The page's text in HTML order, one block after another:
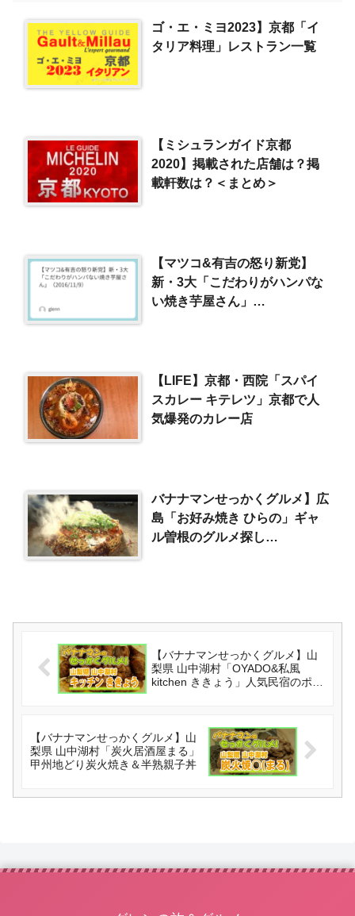
ゴ・エ・ミヨ2023】京都「イ
タリア料理」レストラン一覧
【ミシュランガイド京都
2020】掲載された店舗は？掲
載軒数は？＜まとめ＞
【マツコ&有吉の怒り新党】
新・3大「こだわりがハンパな
い焼き芋屋さん」
【LIFE】京都・西院「スパイ
スカレー キテレツ」京都で人
気爆発のカレー店
バナナマンせっかくグルメ】広
島「お好み焼き ひらの」ギャ
ル曽根のグルメ探し
【バナナマンせっかくグルメ】山
梨県 山中湖村「OYADO&私風
kitchen ききょう」人気民宿のポー
【バナナマンせっかくグルメ】山
梨県 山中湖村「炭火居酒屋まる」
甲州地どり炭火焼き＆半熟親子丼